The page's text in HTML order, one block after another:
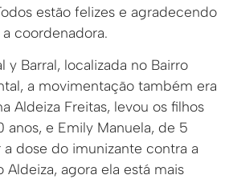
estão felizes e agradecendo
coordenadora.
y Barral, localizada no Bairro
a movimentação também era
Aldeiza Freitas, levou os filhos
anos, e Emily Manuela, de 5
a dose do imunizante contra a
Aldeiza, agora ela está mais